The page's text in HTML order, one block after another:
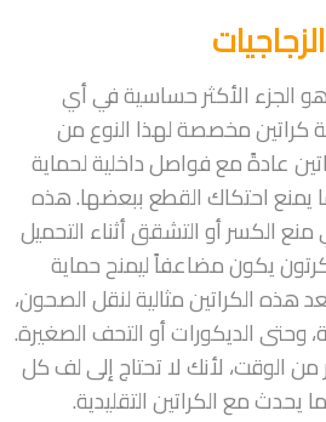
هو الجزء الأكثر حساسية في أي
كراتين مخصصة لهذا النوع من
عادةً مع فواصل داخلية لحماية
احتكاك القطع ببعضها. هذه
الكسر أو التشقق أثناء التحميل
يكون مضاعفاً ليمنح حماية
هذه الكراتين مثالية لنقل الصحون،
وحتى الديكورات أو التحف الصغيرة.
من الوقت، لأنك لا تحتاج إلى لف كل
مع الكراتين التقليدية.